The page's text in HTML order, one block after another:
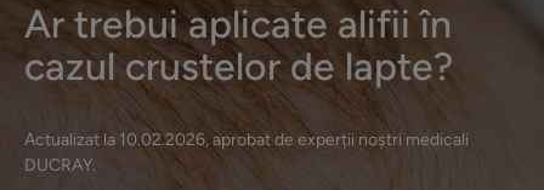
Ar trebui aplicate alifii în
cazul crustelor de lapte?
Actualizat la 10.02.2026, aprobat de experții noștri medicali
DUCRAY.